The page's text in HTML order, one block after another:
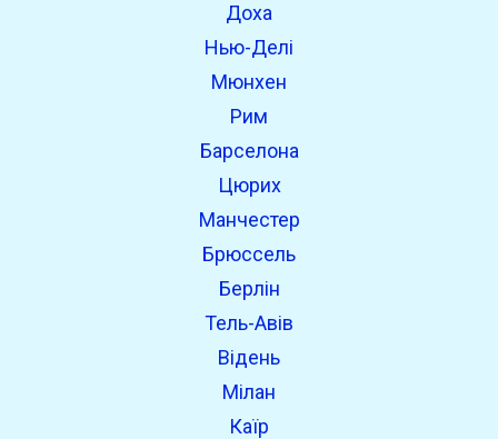
Доха
Нью-Делі
Мюнхен
Рим
Барселона
Цюрих
Манчестер
Брюссель
Берлін
Тель-Авів
Відень
Мілан
Каїр